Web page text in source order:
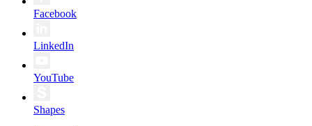
Facebook
LinkedIn
YouTube
Shapes